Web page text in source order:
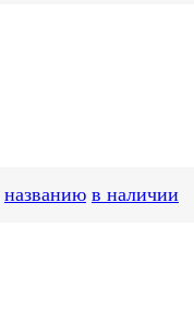
названию в наличии